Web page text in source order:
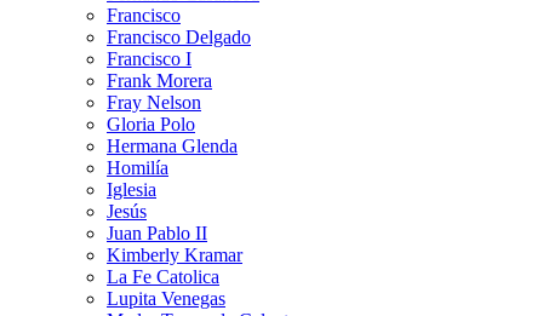
Francisco
Francisco Delgado
Francisco I
Frank Morera
Fray Nelson
Gloria Polo
Hermana Glenda
Homilía
Iglesia
Jesús
Juan Pablo II
Kimberly Kramar
La Fe Catolica
Lupita Venegas